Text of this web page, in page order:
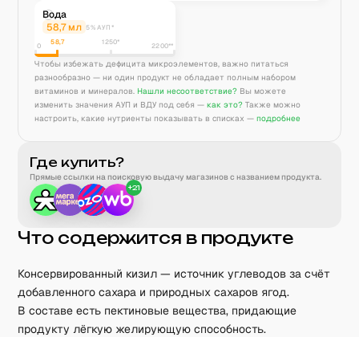
Вода
58,7мл 5% АУП*
0 58,7 1250* 2200**
Чтобы избежать дефицита микроэлементов, важно питаться
разнообразно — ни один продукт не обладает полным набором
витаминов и минералов. Нашли несоответствие? Вы можете
изменить значения АУП и ВДУ под себя — как это? Также можно
настроить, какие нутриенты показывать в списках — подробнее
Где купить?
Прямые ссылки на поисковую выдачу магазинов с названием продукта.
+21
Что содержится в продукте
Консервированный кизил — источник углеводов за счёт
добавленного сахара и природных сахаров ягод.
В составе есть пектиновые вещества, придающие
продукту лёгкую желирующую способность.